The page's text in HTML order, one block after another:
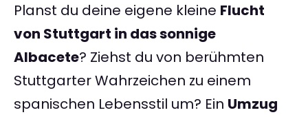
Planst du deine eigene kleine Flucht
von Stuttgart in das sonnige
Albacete? Ziehst du von berühmten
Stuttgarter Wahrzeichen zu einem
spanischen Lebensstil um? Ein Umzug